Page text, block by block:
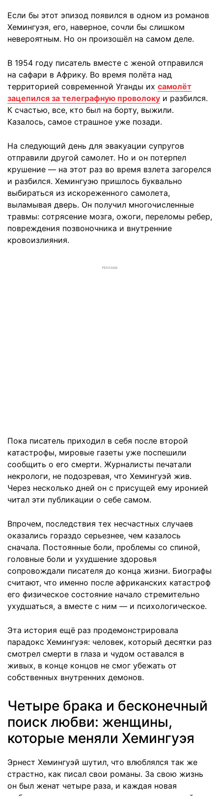
Если бы этот эпизод появился в одном из романов
Хемингуэя, его, наверное, сочли бы слишком
невероятным. Но он произошёл на самом деле.
В 1954 году писатель вместе с женой отправился
на сафари в Африку. Во время полёта над
территорией современной Уганды их самолёт
зацепился за телеграфную проволоку и разбился.
К счастью, все, кто был на борту, выжили.
Казалось, самое страшное уже позади.
На следующий день для эвакуации супругов
отправили другой самолет. Но и он потерпел
крушение — на этот раз во время взлета загорелся
и разбился. Хемингуэю пришлось буквально
выбираться из искореженного самолета,
выламывая дверь. Он получил многочисленные
травмы: сотрясение мозга, ожоги, переломы ребер,
повреждения позвоночника и внутренние
кровоизлияния.
РЕКЛАМА
Пока писатель приходил в себя после второй
катастрофы, мировые газеты уже поспешили
сообщить о его смерти. Журналисты печатали
некрологи, не подозревая, что Хемингуэй жив.
Через несколько дней он с присущей ему иронией
читал эти публикации о себе самом.
Впрочем, последствия тех несчастных случаев
оказались гораздо серьезнее, чем казалось
сначала. Постоянные боли, проблемы со спиной,
головные боли и ухудшение здоровья
сопровождали писателя до конца жизни. Биографы
считают, что именно после африканских катастроф
его физическое состояние начало стремительно
ухудшаться, а вместе с ним — и психологическое.
Эта история ещё раз продемонстрировала
парадокс Хемингуэя: человек, который десятки раз
смотрел смерти в глаза и чудом оставался в
живых, в конце концов не смог убежать от
собственных внутренних демонов.
Четыре брака и бесконечный
поиск любви: женщины,
которые меняли Хемингуэя
Эрнест Хемингуэй шутил, что влюблялся так же
страстно, как писал свои романы. За свою жизнь
он был женат четыре раза, и каждая новая